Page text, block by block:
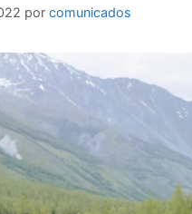
por comunicados